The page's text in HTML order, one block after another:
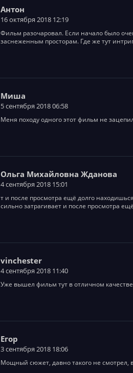
Антон
16 октября 2018 12:19
Фильм разочаровал. Если начало было
заснеженным просторам. Где же тут
Миша
5 сентября 2018 06:58
Меня походу одного этот фильм не
Ольга Михайловна Жданова
4 сентября 2018 15:01
т и после просмотра ещё долго
сильно затрагивает и после просмотра
vinchester
4 сентября 2018 11:40
Уже вышел фильм тут в отличном
Егор
3 сентября 2018 18:06
Мощный сюжет, давно такого не смотрел,